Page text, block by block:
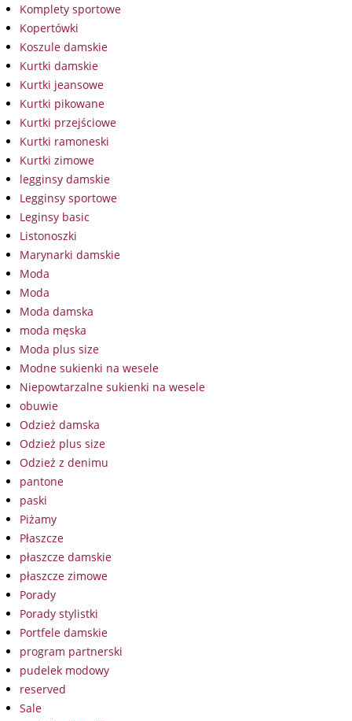
Komplety sportowe
Kopertówki
Koszule damskie
Kurtki damskie
Kurtki jeansowe
Kurtki pikowane
Kurtki przejściowe
Kurtki ramoneski
Kurtki zimowe
legginsy damskie
Legginsy sportowe
Leginsy basic
Listonoszki
Marynarki damskie
Moda
Moda
Moda damska
moda męska
Moda plus size
Modne sukienki na wesele
Niepowtarzalne sukienki na wesele
obuwie
Odzież damska
Odzież plus size
Odzież z denimu
pantone
paski
Piżamy
Płaszcze
płaszcze damskie
płaszcze zimowe
Porady
Porady stylistki
Portfele damskie
program partnerski
pudelek modowy
reserved
Sale